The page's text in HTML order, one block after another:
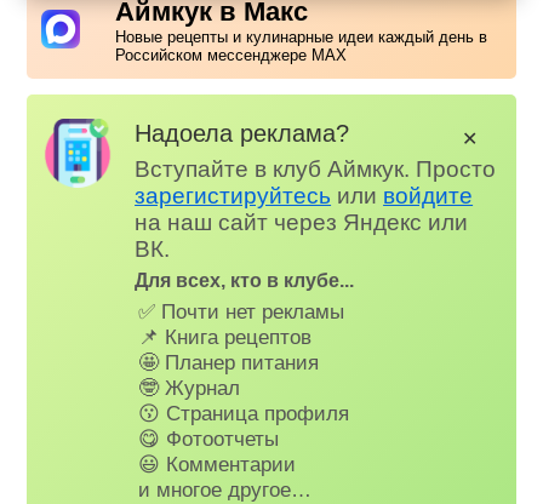
Аймкук в Макс
Новые рецепты и кулинарные идеи каждый день в
Российском мессенджере MAX
Надоела реклама?
Вступайте в клуб Аймкук. Просто
зарегистируйтесь или войдите
на наш сайт через Яндекс или
ВК.
Для всех, кто в клубе...
✅ Почти нет рекламы
📌 Книга рецептов
🤩 Планер питания
🤓 Журнал
😗 Страница профиля
😋 Фотоотчеты
😃 Комментарии
и многое другое…
✕